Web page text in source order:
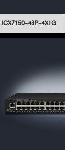
ICX7150-48P-4X1G